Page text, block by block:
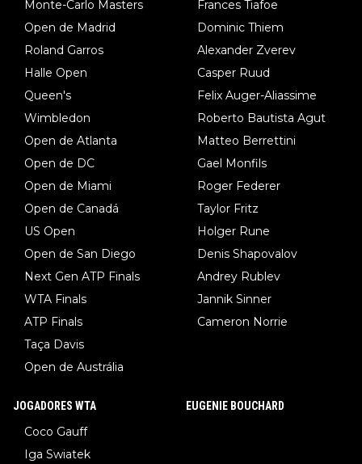
Monte-Carlo Masters
Open de Madrid
Roland Garros
Halle Open
Queen's
Wimbledon
Open de Atlanta
Open de DC
Open de Miami
Open de Canadá
US Open
Open de San Diego
Next Gen ATP Finals
WTA Finals
ATP Finals
Taça Davis
Open de Austrália
Frances Tiafoe
Dominic Thiem
Alexander Zverev
Casper Ruud
Felix Auger-Aliassime
Roberto Bautista Agut
Matteo Berrettini
Gael Monfils
Roger Federer
Taylor Fritz
Holger Rune
Denis Shapovalov
Andrey Rublev
Jannik Sinner
Cameron Norrie
JOGADORES WTA
Coco Gauff
Iga Swiatek
EUGENIE BOUCHARD